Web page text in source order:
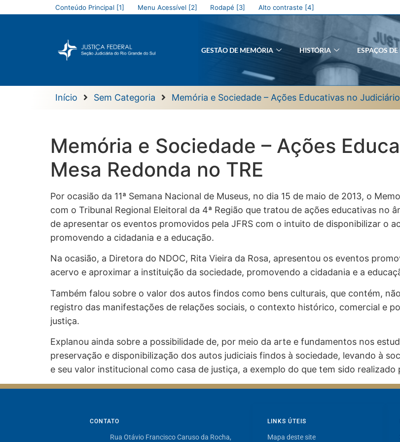
Conteúdo Principal [1] Menu Acessível [2] Rodapé [3] Alto contraste [4]
GESTÃO DE MEMÓRIA HISTÓRIA ESPAÇOS
Início Sem Categoria Memória e Sociedade – Ações Educativas no
Memória e Sociedade – Ações
Mesa Redonda no TRE
Por ocasião da 11ª Semana Nacional de Museus, no dia 15 de maio de 2013, o
com o Tribunal Regional Eleitoral da 4ª Região que tratou de ações educativas no
de apresentar os eventos promovidos pela JFRS com o intuito de disponibilizar o
promovendo a cidadania e a educação.
Na ocasião, a Diretora do NDOC, Rita Vieira da Rosa, apresentou os eventos
acervo e aproximar a instituição da sociedade, promovendo a cidadania e a
Também falou sobre o valor dos autos findos como bens culturais, que contém,
registro das manifestações de relações sociais, o contexto histórico, comercial e
justiça.
Explanou ainda sobre a possibilidade de, por meio da arte e fundamentos nos
preservação e disponibilização dos autos judiciais findos à sociedade, levando à
e seu valor institucional como casa de justiça, a exemplo do que tem sido realizado
CONTATO
Rua Otávio Francisco Caruso da Rocha,
LINKS ÚTEIS
Mapa deste site